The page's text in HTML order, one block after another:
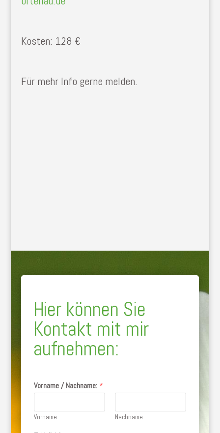
Kosten: 128 €
Für mehr Info gerne melden.
Hier können Sie
Kontakt mit mir
aufnehmen:
Vorname / Nachname: *
Vorname Nachname